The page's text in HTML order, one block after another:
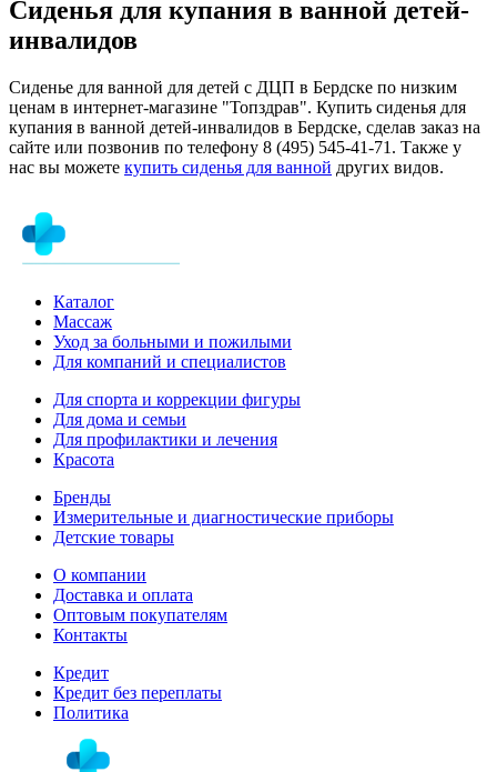
Сиденья для купания в ванной детей-
инвалидов
Сиденье для ванной для детей с ДЦП в Бердске по низким
ценам в интернет-магазине "Топздрав". Купить сиденья для
купания в ванной детей-инвалидов в Бердске, сделав заказ на
сайте или позвонив по телефону 8 (495) 545-41-71. Также у
нас вы можете купить сиденья для ванной других видов.
Каталог
Массаж
Уход за больными и пожилыми
Для компаний и специалистов
Для спорта и коррекции фигуры
Для дома и семьи
Для профилактики и лечения
Красота
Бренды
Измерительные и диагностические приборы
Детские товары
О компании
Доставка и оплата
Оптовым покупателям
Контакты
Кредит
Кредит без переплаты
Политика